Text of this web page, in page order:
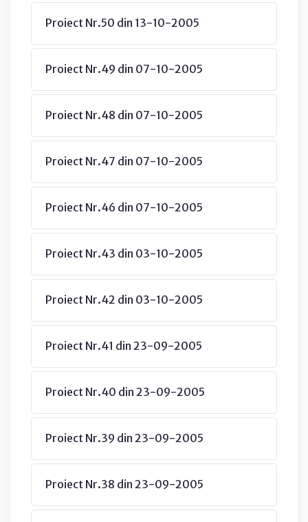
Proiect Nr.50 din 13-10-2005
Proiect Nr.49 din 07-10-2005
Proiect Nr.48 din 07-10-2005
Proiect Nr.47 din 07-10-2005
Proiect Nr.46 din 07-10-2005
Proiect Nr.43 din 03-10-2005
Proiect Nr.42 din 03-10-2005
Proiect Nr.41 din 23-09-2005
Proiect Nr.40 din 23-09-2005
Proiect Nr.39 din 23-09-2005
Proiect Nr.38 din 23-09-2005